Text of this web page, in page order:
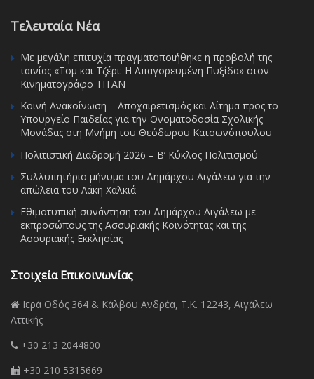
Τελευταία Νέα
Με μεγάλη επιτυχία πραγματοποιήθηκε η προβολή της
ταινίας «Τομ και Τζέρι: Η Απαγορευμένη Πυξίδα» στον
Κινηματογράφο ΤΙΤΑΝ
Κοινή Ανακοίνωση – Αποχαιρετισμός και Αίτημα προς το
Υπουργείο Παιδείας για την Ονοματοδοσία Σχολικής
Μονάδας στη Μνήμη του Θεόδωρου Κατσωνόπουλου
Πολιτιστική Διαδρομή 2026 – Β’ Κύκλος Πολιτισμού
Συλλυπητήριο μήνυμα του Δημάρχου Αιγάλεω για την
απώλεια του Λάκη Χαλκιά
Εθιμοτυπική συνάντηση του Δημάρχου Αιγάλεω με
εκπροσώπους της Ασσυριακής Κοινότητας και της
Ασσυριακής Εκκλησίας
Στοιχεία Επικοινωνίας
Ιερά Οδός 364 & Κάλβου Ανδρέα, Τ.Κ. 12243, Αιγάλεω
Αττικής
+30 213 2044800
+30 210 5315669